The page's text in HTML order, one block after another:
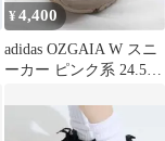
¥4,400
adidas OZGAIA W スニ
ーカー ピンク系 24.5㎝